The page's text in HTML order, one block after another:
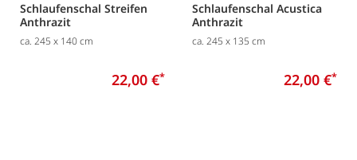
Schlaufenschal Streifen
Anthrazit
ca. 245 x 140 cm
22,00 €*
Schlaufenschal Acustica
Anthrazit
ca. 245 x 135 cm
22,00 €*